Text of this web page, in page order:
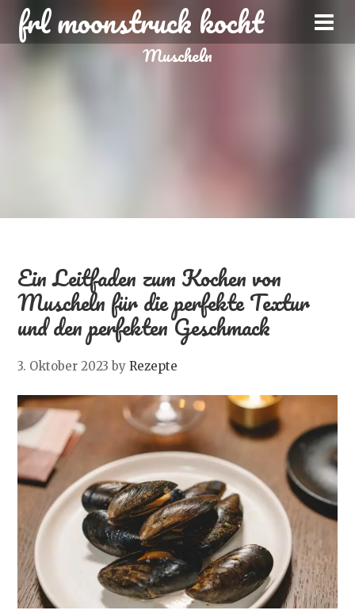
frl moonstruck kocht
Muscheln
Ein Leitfaden zum Kochen von
Muscheln für die perfekte Textur
und den perfekten Geschmack
3. Oktober 2023 byRezepte